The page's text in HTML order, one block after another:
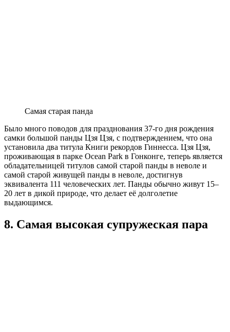
Самая старая панда
Было много поводов для празднования 37-го дня рождения
самки большой панды Цзя Цзя, с подтверждением, что она
установила два титула Книги рекордов Гиннесса. Цзя Цзя,
проживающая в парке Ocean Park в Гонконге, теперь является
обладательницей титулов самой старой панды в неволе и
самой старой живущей панды в неволе, достигнув
эквивалента 111 человеческих лет. Панды обычно живут 15–
20 лет в дикой природе, что делает её долголетие
выдающимся.
8. Самая высокая супружеская пара